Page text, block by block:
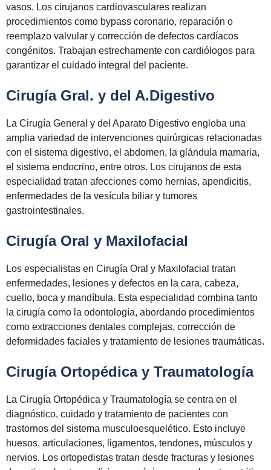
vasos. Los cirujanos cardiovasculares realizan
procedimientos como bypass coronario, reparación o
reemplazo valvular y corrección de defectos cardíacos
congénitos. Trabajan estrechamente con cardiólogos para
garantizar el cuidado integral del paciente.
Cirugía Gral. y del A.Digestivo
La Cirugía General y del Aparato Digestivo engloba una
amplia variedad de intervenciones quirúrgicas relacionadas
con el sistema digestivo, el abdomen, la glándula mamaria,
el sistema endocrino, entre otros. Los cirujanos de esta
especialidad tratan afecciones como hernias, apendicitis,
enfermedades de la vesícula biliar y tumores
gastrointestinales.
Cirugía Oral y Maxilofacial
Los especialistas en Cirugía Oral y Maxilofacial tratan
enfermedades, lesiones y defectos en la cara, cabeza,
cuello, boca y mandíbula. Esta especialidad combina tanto
la cirugía como la odontología, abordando procedimientos
como extracciones dentales complejas, corrección de
deformidades faciales y tratamiento de lesiones traumáticas.
Cirugía Ortopédica y Traumatología
La Cirugía Ortopédica y Traumatología se centra en el
diagnóstico, cuidado y tratamiento de pacientes con
trastornos del sistema musculoesquelético. Esto incluye
huesos, articulaciones, ligamentos, tendones, músculos y
nervios. Los ortopedistas tratan desde fracturas y lesiones